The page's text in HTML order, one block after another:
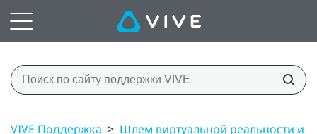
VIVE Поддержка > Шлем виртуальной реальности и